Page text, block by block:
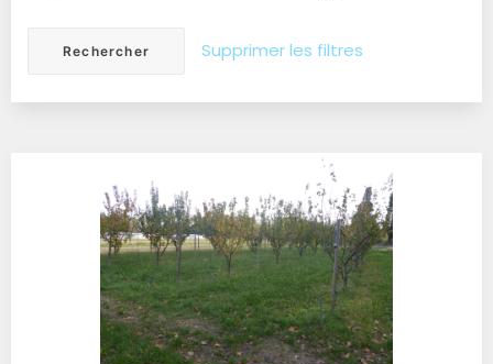
Supprimer les filtres